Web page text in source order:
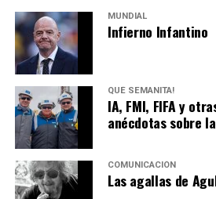
MUNDIAL
Infierno Infantino
QUÉ SEMANITA!
IA, FMI, FIFA y
anécdotas sobre
COMUNICACIÓN
Las agallas de